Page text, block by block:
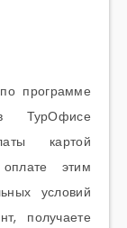
программе
ТурОфисе
картой
этим
условий
получаете